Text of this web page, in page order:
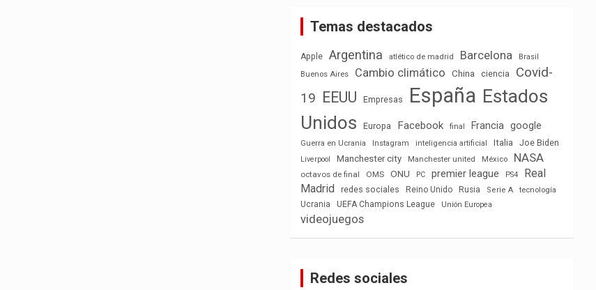
Temas destacados
Apple Argentina atlético de madrid Barcelona
Brasil
Buenos Aires
Cambio climático China ciencia
Covid-
19
EEUU Empresas España Estados
Unidos
Europa Facebook final Francia google
Guerra en Ucrania Instagram inteligencia artificial Italia Joe Biden
Liverpool Manchester city Manchester united México NASA
octavos de final OMS ONU PC premier league PS4
Real
Madrid
redes sociales Reino Unido Rusia Serie A
tecnología
Ucrania
UEFA Champions League Unión Europea
videojuegos
Redes sociales